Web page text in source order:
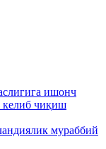
ишонч
келиб чиқиш
мураббий